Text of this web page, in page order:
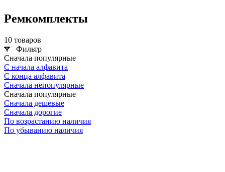
Ремкомплекты
10 товаров
Фильтр
Сначала популярные
С начала алфавита
С конца алфавита
Сначала непопулярные
Сначала популярные
Сначала дешевые
Сначала дорогие
По возрастанию наличия
По убыванию наличия